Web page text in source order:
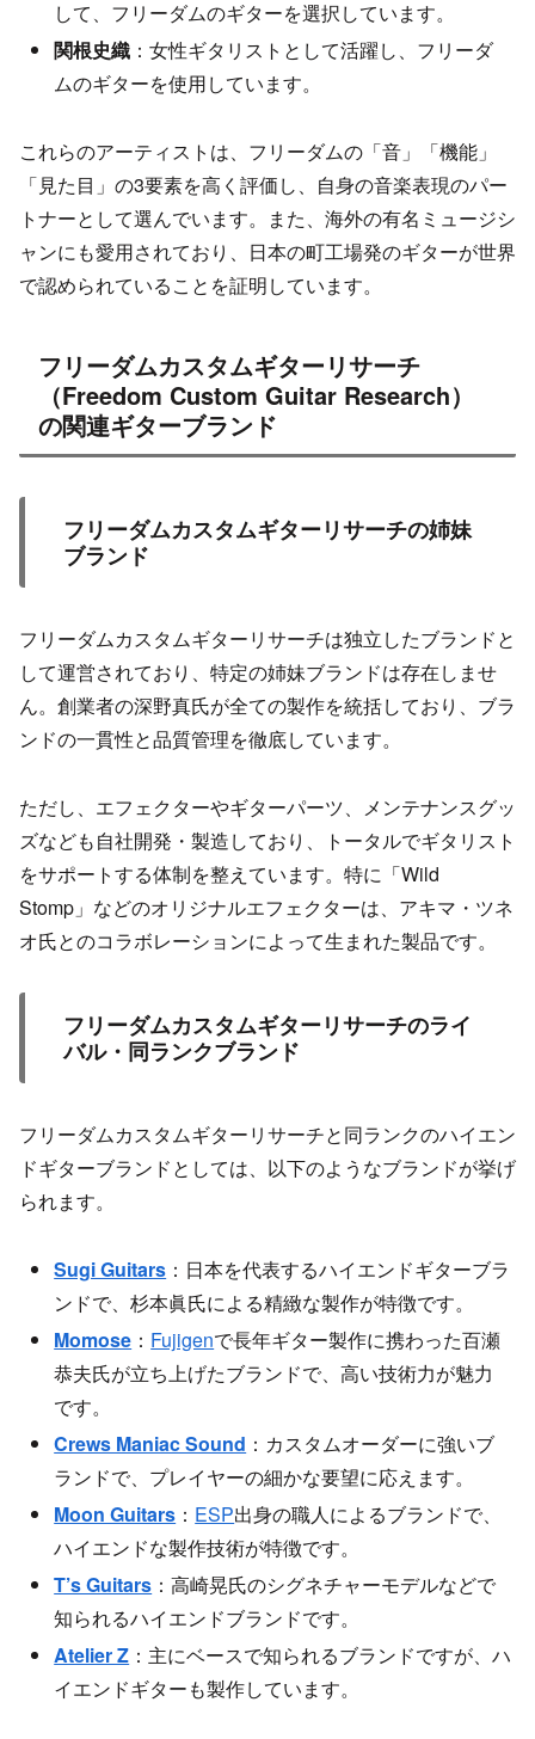
して、フリーダムのギターを選択しています。
関根史織 ：女性ギタリストとして活躍し、フリーダ
ムのギターを使用しています。
これらのアーティストは、フリーダムの「音」「機能」
「見た目」の3要素を高く評価し、自身の音楽表現のパー
トナーとして選んでいます。また、海外の有名ミュージシ
ャンにも愛用されており、日本の町工場発のギターが世界
で認められていることを証明しています。
フリーダムカスタムギターリサーチ
（Freedom Custom Guitar Research）
の関連ギターブランド
フリーダムカスタムギターリサーチの姉妹
ブランド
フリーダムカスタムギターリサーチは独立したブランドと
して運営されており、特定の姉妹ブランドは存在しませ
ん。創業者の深野真氏が全ての製作を統括しており、ブラ
ンドの一貫性と品質管理を徹底しています。
ただし、エフェクターやギターパーツ、メンテナンスグッ
ズなども自社開発・製造しており、トータルでギタリスト
をサポートする体制を整えています。特に「Wild
Stomp」などのオリジナルエフェクターは、アキマ・ツネ
オ氏とのコラボレーションによって生まれた製品です。
フリーダムカスタムギターリサーチのライ
バル・同ランクブランド
フリーダムカスタムギターリサーチと同ランクのハイエン
ドギターブランドとしては、以下のようなブランドが挙げ
られます。
Sugi Guitars ：日本を代表するハイエンドギターブラ
ンドで、杉本眞氏による精緻な製作が特徴です。
Momose ： Fujigenで長年ギター製作に携わった百瀬
恭夫氏が立ち上げたブランドで、高い技術力が魅力
です。
Crews Maniac Sound ：カスタムオーダーに強いブ
ランドで、プレイヤーの細かな要望に応えます。
Moon Guitars ： ESP出身の職人によるブランドで、
ハイエンドな製作技術が特徴です。
T’s Guitars ：高崎晃氏のシグネチャーモデルなどで
知られるハイエンドブランドです。
Atelier Z ：主にベースで知られるブランドですが、ハ
イエンドギターも製作しています。